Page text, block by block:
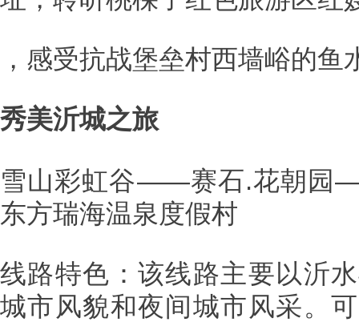
，感受抗战堡垒村西墙峪的鱼
秀美沂城之旅
雪山彩虹谷——赛石.花朝
东方瑞海温泉度假村
线路特色：该线路主要以沂
城市风貌和夜间城市风采。